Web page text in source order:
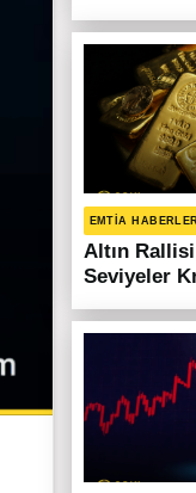
EMTIA
Altın
Seviyeler